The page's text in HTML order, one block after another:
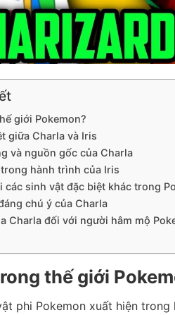
giới Pokemon?
giữa Charla và Iris
và nguồn gốc của Charla
hành trình của Iris
các sinh vật đặc biệt khác trong
chú ý của Charla
Charla đối với người hâm mộ
thế giới
phi Pokemon xuất hiện